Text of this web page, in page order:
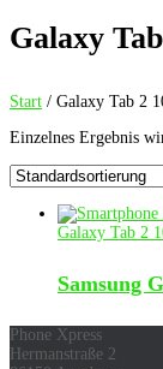
Galaxy
Start / Galaxy Tab 2
Einzelnes Ergebnis
Galaxy Tab 2
Samsung
Phone Xpress
Hermanstraße 2